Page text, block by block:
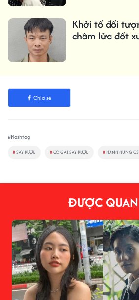
Khởi tố đối
châm lửa đốt
Chia sẻ
#Hashtag
#SAY RƯỢU #CÔ GÁI SAY RƯỢU # HÀNH HUNG
ĐƯỢC